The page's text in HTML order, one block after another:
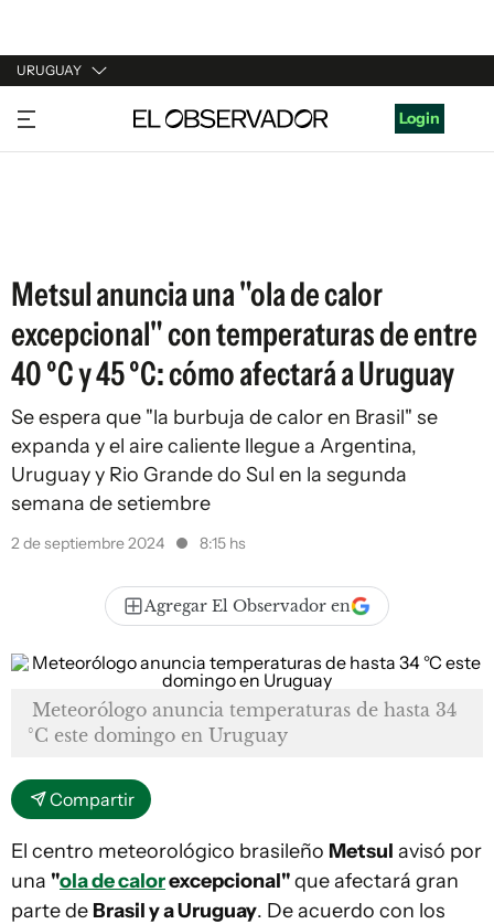
URUGUAY
URUGUAY
ARGENTINA
Login
Metsul anuncia una "ola de calor
excepcional" con temperaturas de entre
40 ºC y 45 ºC: cómo afectará a Uruguay
Se espera que "la burbuja de calor en Brasil" se
expanda y el aire caliente llegue a Argentina,
Uruguay y Rio Grande do Sul en la segunda
semana de setiembre
2 de septiembre 2024 8:15 hs
Agregar El Observador en
Meteorólogo anuncia temperaturas de hasta 34
°C este domingo en Uruguay
Compartir
El centro meteorológico brasileño Metsul avisó por
una "ola de calorexcepcional"que afectará gran
parte de Brasil y a Uruguay. De acuerdo con los